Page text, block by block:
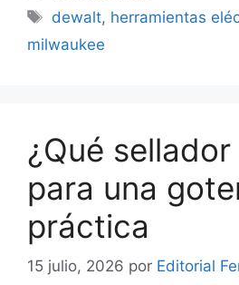
Etiquetas
dewalt, herramientas
milwaukee
¿Qué
para una
práctica
15 julio, 2026 por Editorial